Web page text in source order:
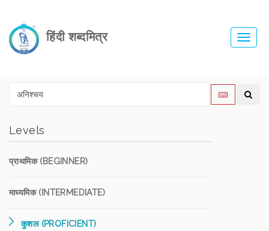
हिंदी शब्दमित्र
Levels
प्राथमिक (BEGINNER)
माध्यमिक (INTERMEDIATE)
कुशल (PROFICIENT)